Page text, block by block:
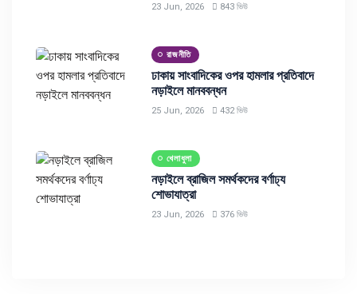
23 Jun, 2026 843 ভিউ
রাজনীতি
ঢাকায় সাংবাদিকের ওপর হামলার প্রতিবাদে
নড়াইলে মানববন্ধন
25 Jun, 2026 432 ভিউ
খেলাধুলা
নড়াইলে ব্রাজিল সমর্থকদের বর্ণাঢ্য
শোভাযাত্রা
23 Jun, 2026 376 ভিউ